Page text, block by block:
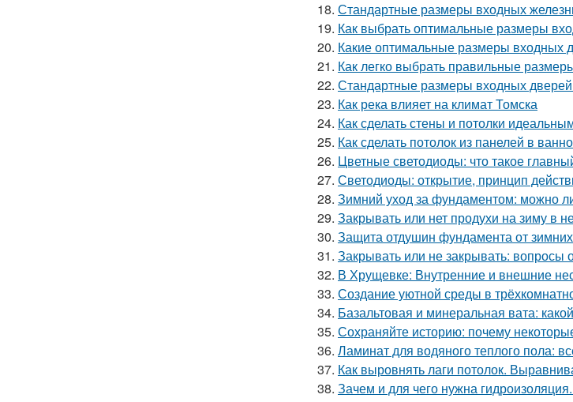
18. Стандартные размеры входных
19. Как выбрать оптимальные размеры
20. Какие оптимальные размеры входных
21. Как легко выбрать правильные
22. Стандартные размеры входных дверей
23. Как река влияет на климат Томска
24. Как сделать стены и потолки
25. Как сделать потолок из панелей в
26. Цветные светодиоды: что такое
27. Светодиоды: открытие, принцип
28. Зимний уход за фундаментом: можно
29. Закрывать или нет продухи на зиму в
30. Защита отдушин фундамента от
31. Закрывать или не закрывать: вопросы
32. В Хрущевке: Внутренние и внешние
33. Создание уютной среды в
34. Базальтовая и минеральная вата:
35. Сохраняйте историю: почему
36. Ламинат для водяного теплого пола:
37. Как выровнять лаги потолок.
38. Зачем и для чего нужна